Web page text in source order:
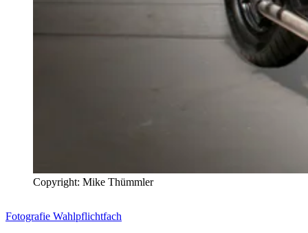
Copyright: Mike Thümmler
Fotografie Wahlpflichtfach